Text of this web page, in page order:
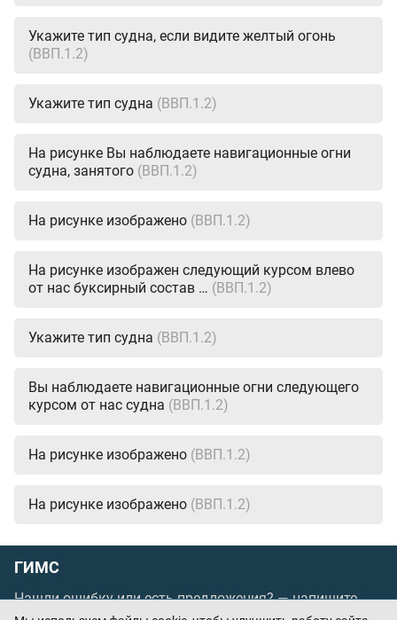
Укажите тип судна, если видите желтый огонь
(ВВП.1.2)
Укажите тип судна (ВВП.1.2)
На рисунке Вы наблюдаете навигационные огни
судна, занятого (ВВП.1.2)
На рисунке изображено (ВВП.1.2)
На рисунке изображен следующий курсом влево
от нас буксирный состав … (ВВП.1.2)
Укажите тип судна (ВВП.1.2)
Вы наблюдаете навигационные огни следующего
курсом от нас судна (ВВП.1.2)
На рисунке изображено (ВВП.1.2)
На рисунке изображено (ВВП.1.2)
ГИМС
Нашли ошибку или есть предложения? —напишите
нам